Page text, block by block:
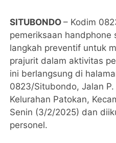
SITUBONDO– Kodim
pemeriksaan handphone
langkah preventif untuk
prajurit dalam aktivitas
ini berlangsung di
0823/Situbondo, Jalan
Kelurahan Patokan,
Senin (3/2/2025) dan
personel.